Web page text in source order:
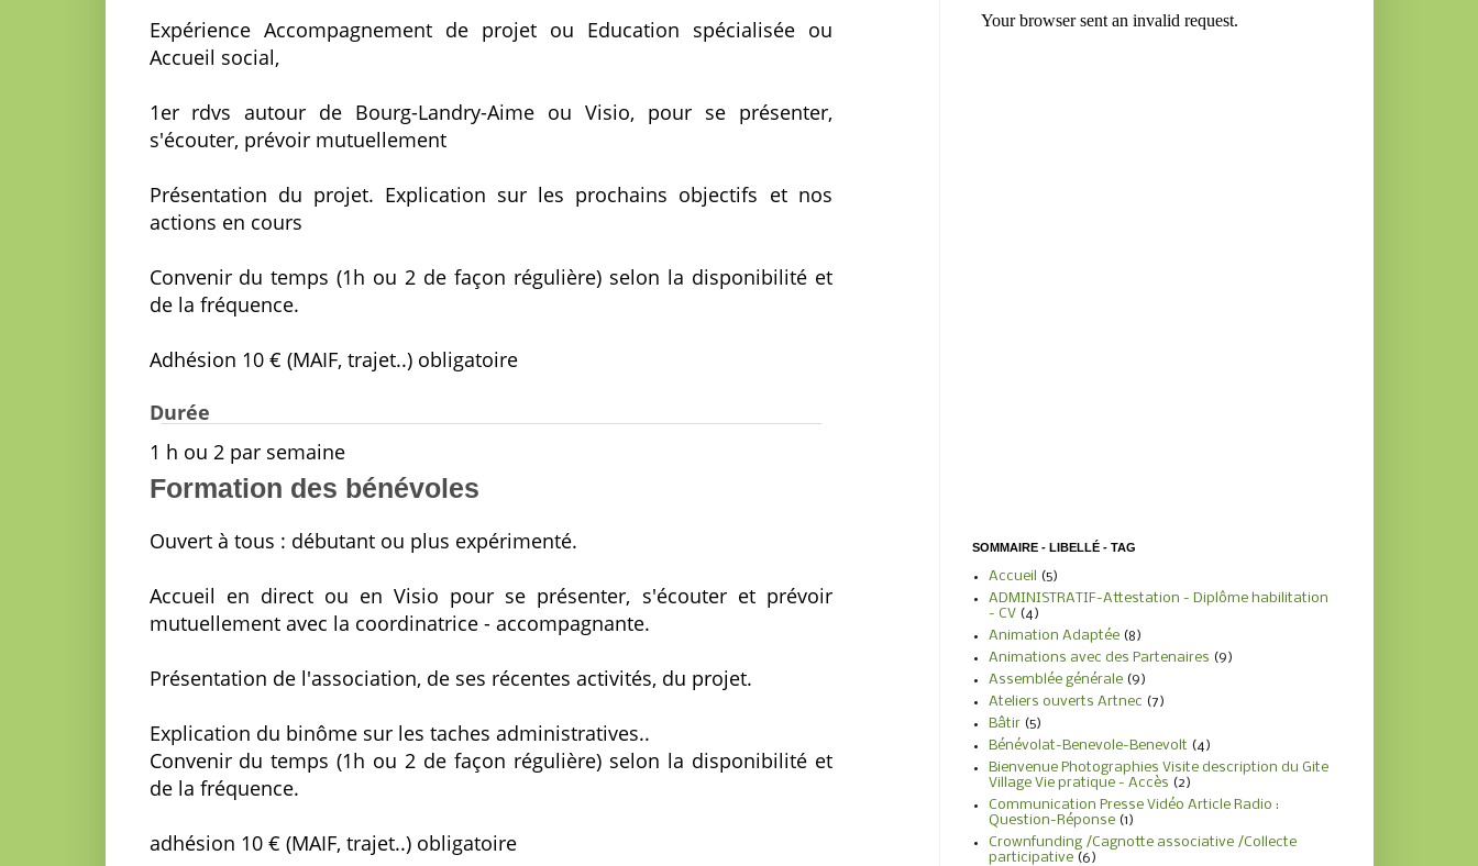
Expérience Accompagnement de projet ou Education spécialisée ou
Accueil social,
1er rdvs autour de Bourg-Landry-Aime ou Visio, pour se présenter,
s'écouter, prévoir mutuellement
Présentation du projet. Explication sur les prochains objectifs et nos
actions en cours
Convenir du temps (1h ou 2 de façon régulière) selon la disponibilité et
de la fréquence.
Adhésion 10 € (MAIF, trajet..) obligatoire
Durée
1 h ou 2 par semaine
Formation des bénévoles
Ouvert à tous : débutant ou plus expérimenté.
Accueil en direct ou en Visio pour se présenter, s'écouter et prévoir
mutuellement avec la coordinatrice - accompagnante.
Présentation de l'association, de ses récentes activités, du projet.
Explication du binôme sur les taches administratives..
Convenir du temps (1h ou 2 de façon régulière) selon la disponibilité et
de la fréquence.
adhésion 10 € (MAIF, trajet..) obligatoire
SOMMAIRE - LIBELLÉ - TAG
Accueil
(5)
ADMINISTRATIF-Attestation - Diplôme habilitation
- CV (4)
Animation Adaptée (8)
Animations avec des Partenaires (9)
Assemblée générale (9)
Ateliers ouverts Artnec (7)
Bâtir (5)
Bénévolat-Benevole-Benevolt (4)
Bienvenue Photographies Visite description du Gite
Village Vie pratique - Accès (2)
Communication Presse Vidéo Article Radio :
Question-Réponse (1)
Crownfunding /Cagnotte associative /Collecte
participative (6)